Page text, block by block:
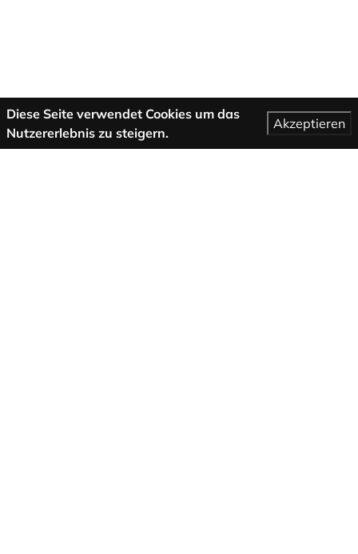
Diese Seite verwendet Cookies um das
Nutzererlebnis zu steigern.
Akzeptieren